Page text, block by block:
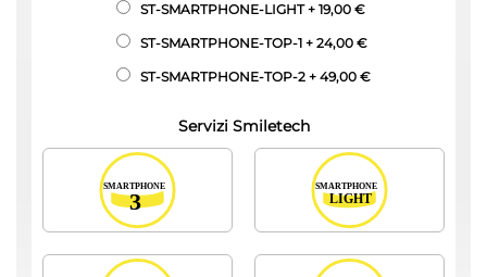
ST-SMARTPHONE-LIGHT+ 19,00 €
ST-SMARTPHONE-TOP-1 + 24,00 €
ST-SMARTPHONE-TOP-2 + 49,00 €
Servizi Smiletech